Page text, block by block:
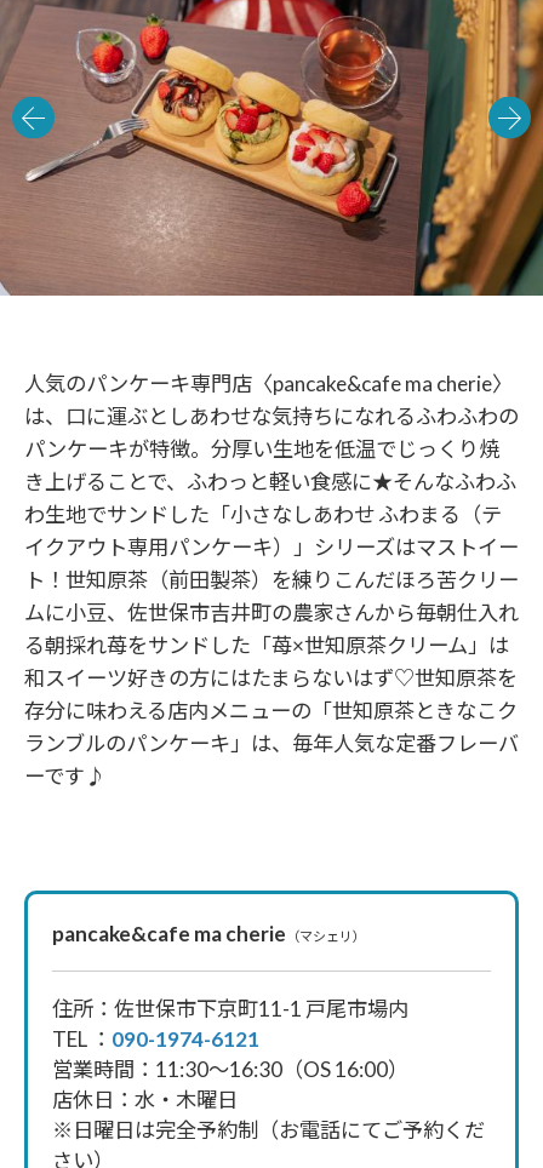
人気のパンケーキ専門店〈pancake&cafe ma cherie〉
は、口に運ぶとしあわせな気持ちになれるふわふわの
パンケーキが特徴。分厚い生地を低温でじっくり焼
き上げることで、ふわっと軽い食感に★そんなふわふ
わ生地でサンドした「小さなしあわせ ふわまる（テ
イクアウト専用パンケーキ）」シリーズはマストイー
ト！世知原茶（前田製茶）を練りこんだほろ苦クリー
ムに小豆、佐世保市吉井町の農家さんから毎朝仕入れ
る朝採れ苺をサンドした「苺×世知原茶クリーム」は
和スイーツ好きの方にはたまらないはず♡世知原茶を
存分に味わえる店内メニューの「世知原茶ときなこク
ランブルのパンケーキ」は、毎年人気な定番フレーバ
ーです♪
pancake&cafe ma cherie （マシェリ）
住所：佐世保市下京町11-1 戸尾市場内
TEL ： 090-1974-6121
営業時間：11:30～16:30（OS 16:00）
店休日：水・木曜日
※日曜日は完全予約制（お電話にてご予約くだ
さい）